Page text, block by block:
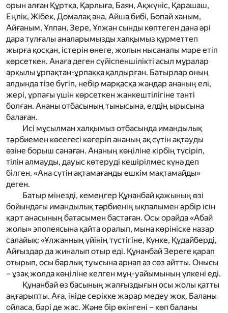
орын алған Құртқа, Қарлыға, Баян, Ақжүніс, Қарашаш,
Еңлік, Жібек, Домалақ ана, Айша бибі, Бопай ханым,
Айғаным, Ұлпан, Зере, Ұлжан сынды көптеген дана әрі
дара тұлғалы аналарымызды халқымыз құрметтеп
жырға қосқан, істерін өнеге, жолын нысаналы мәре етіп
көрсеткен. Анаға деген сүйіспеншілікті асыл мұралар
арқылы ұрпақтан-ұрпаққа қалдырған. Батырлар оның
алдында тізе бүгіп, небір марқасқа жандар ананың елі,
жері, ұрпағы үшін көрсеткен жанкештілігіне тәнті
болған. Ананы отбасының тынысына, елдің ырысына
балаған.
Исі мұсылман халқымыз отбасында имандылық
тәрбиемен көсегесі көгеріп ананың ақ сүтін ақтауды
өзіне борыш санаған. Ананың көңіліне кірбің түсіріп,
тілін алмауды, дауыс көтеруді кешірілмес күнә деп
білген. «Ана сүтін ақтамағанды ешкім мақтамайды»
деген.
Батыр мінезді, кемеңгер Құнанбай қажының өзі
бойындағы имандылық тәрбиенің ықпалымен әрбір ісін
қарт анасының батасымен бастаған. Осы орайда «Абай
жолы» эпопеясына қайта оралып, мына көрініске назар
салайық: «Ұлжанның үйінің түстігіне, Күнке, Құдайберді,
Айғыздар да жиналып отыр еді. Құнанбай Зереге қарап
отырып, осы барлық туысына арнап аз сөз айтты. Онысы
– ұзақ жолда көңіліне келген мұң-уайымының үлкені еді.
Құнанбай өз басының жалғыздығын осы жолы қатты
аңғарыпты. Аға, ініде серікке жарар медеу жоқ. Баланы
ойласа, бәрі де жас. Және бір өкінгені – көп баланы